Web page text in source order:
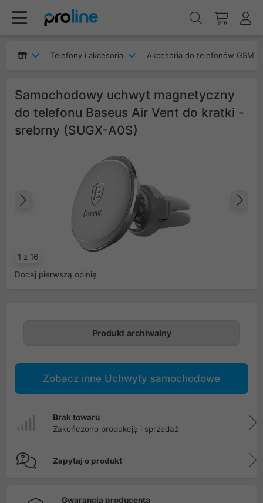
Telefony i akcesoria Akcesoria do telefonów GSM
Samochodowy uchwyt magnetyczny
do telefonu Baseus Air Vent do kratki -
srebrny (SUGX-A0S)
1 z 16
Poprzedni
Dodaj pierwszą opinię
Produkt archiwalny
Zobacz inne Uchwyty samochodowe
Brak towaru
Zakończono produkcję i sprzedaż
Zapytaj o produkt
Gwarancja producenta